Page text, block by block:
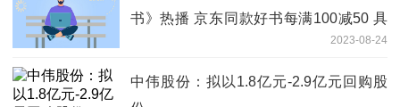
书》热播 京东同款好书每满100减50 具
2023-08-24
中伟股份：拟以1.8亿元-2.9亿元回购股